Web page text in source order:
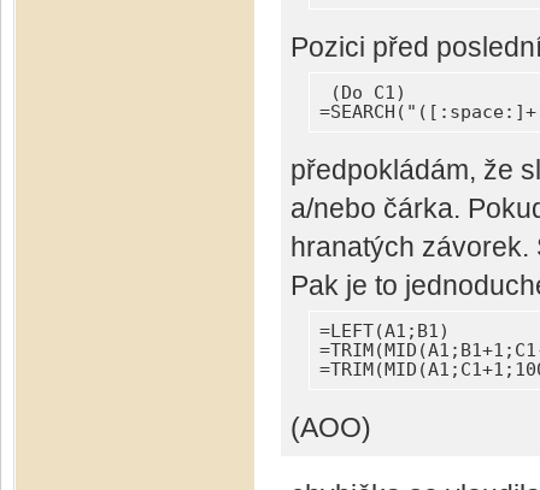
Pozici před
(Do C1)
předpokládám, že
a/nebo čárka.
hranatých závorek.
Pak je to
=LEFT(A1;B1)
(AOO)